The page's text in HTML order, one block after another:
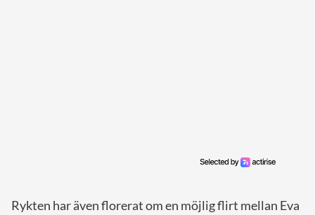
Rykten har även florerat om en möjlig flirt mellan Eva